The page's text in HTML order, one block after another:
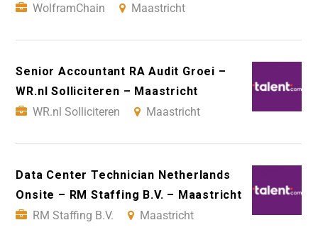
WolframChain
Maastricht
Senior Accountant RA Audit Groei –
WR.nl Solliciteren – Maastricht
WR.nl Solliciteren
Maastricht
Data Center Technician Netherlands
Onsite – RM Staffing B.V. – Maastricht
RM Staffing B.V.
Maastricht